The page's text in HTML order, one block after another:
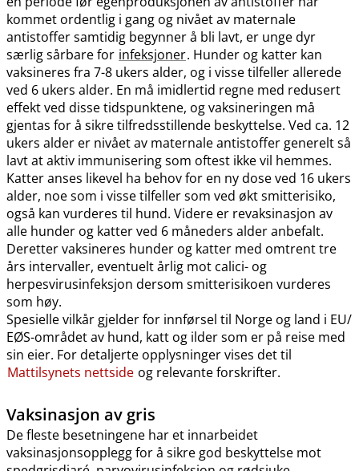
kommet ordentlig i gang og nivået av maternale
antistoffer samtidig begynner å bli lavt, er unge dyr
særlig sårbare for infeksjoner. Hunder og katter kan
vaksineres fra 7-8 ukers alder, og i visse tilfeller allerede
ved 6 ukers alder. En må imidlertid regne med redusert
effekt ved disse tidspunktene, og vaksineringen må
gjentas for å sikre tilfredsstillende beskyttelse. Ved ca. 12
ukers alder er nivået av maternale antistoffer generelt så
lavt at aktiv immunisering som oftest ikke vil hemmes.
Katter anses likevel ha behov for en ny dose ved 16 ukers
alder, noe som i visse tilfeller som ved økt smitterisiko,
også kan vurderes til hund. Videre er revaksinasjon av
alle hunder og katter ved 6 måneders alder anbefalt.
Deretter vaksineres hunder og katter med omtrent tre
års intervaller, eventuelt årlig mot calici- og
herpesvirusinfeksjon dersom smitterisikoen vurderes
som høy.
Spesielle vilkår gjelder for innførsel til Norge og land i EU​/​
EØS-området av hund, katt og ilder som er på reise med
sin eier. For detaljerte opplysninger vises det til
Mattilsynets nettside og relevante forskrifter.
Vaksinasjon av gris
De fleste besetningene har et innarbeidet
vaksinasjonsopplegg for å sikre god beskyttelse mot